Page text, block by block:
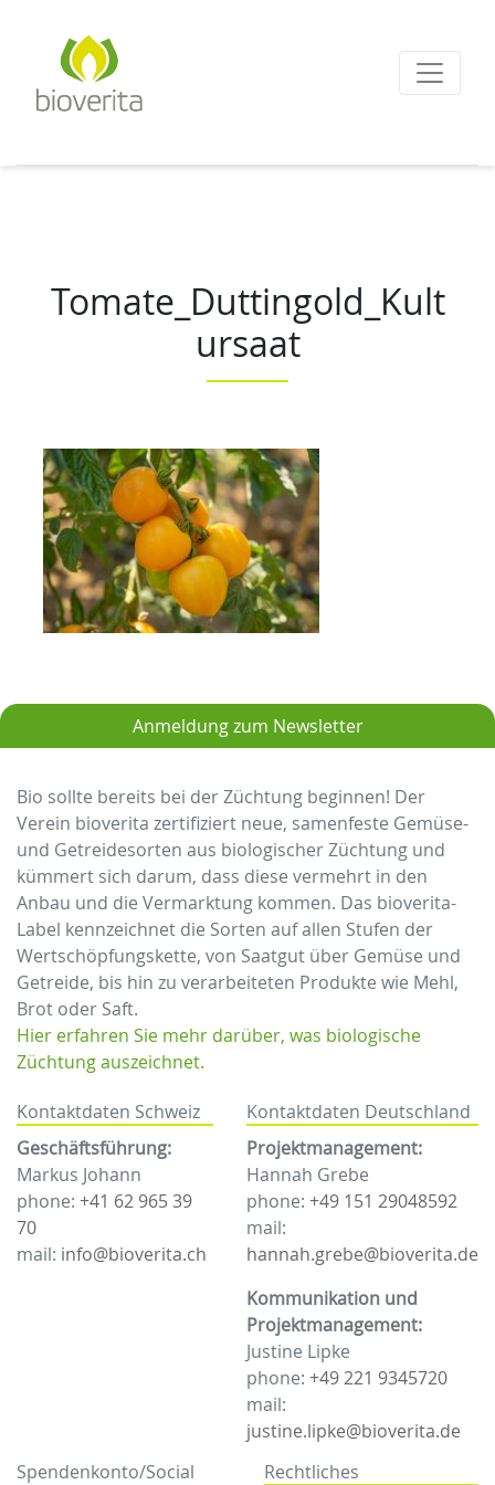
Von der Züchtung bis
Tomate_Duttingold_Kult
ursaat
Anmeldung zum Newsletter
Bio sollte bereits bei der Züchtung beginnen! Der
Verein bioverita zertifiziert neue, samenfeste Gemüse-
und Getreidesorten aus biologischer Züchtung und
kümmert sich darum, dass diese vermehrt in den
Anbau und die Vermarktung kommen. Das bioverita-
Label kennzeichnet die Sorten auf allen Stufen der
Wertschöpfungskette, von Saatgut über Gemüse und
Getreide, bis hin zu verarbeiteten Produkte wie Mehl,
Brot oder Saft.
Hier erfahren Sie mehr darüber, was biologische
Züchtung auszeichnet.
Kontaktdaten Schweiz
Geschäftsführung:
Markus Johann
phone: +41 62 965 39
70
mail: info@bioverita.ch
Kontaktdaten Deutschland
Projektmanagement:
Hannah Grebe
phone: +49 151 29048592
mail:
hannah.grebe@bioverita.de
Kommunikation und
Projektmanagement:
Justine Lipke
phone: +49 221 9345720
mail:
justine.lipke@bioverita.de
Spendenkonto/Social
Rechtliches